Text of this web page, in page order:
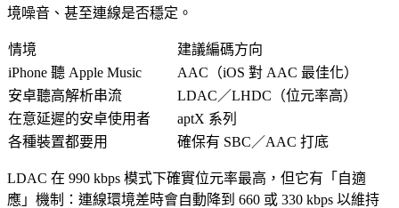
境噪音、甚至連線是否穩定。
情境
建議編碼方向
iPhone 聽 Apple Music
AAC（iOS 對 AAC 最佳化）
安卓聽高解析串流
LDAC／LHDC（位元率高）
在意延遲的安卓使用者
aptX 系列
各種裝置都要用
確保有 SBC／AAC 打底
LDAC 在 990 kbps 模式下確實位元率最高，但它有「自適
應」機制：連線環境差時會自動降到 660 或 330 kbps 以維持